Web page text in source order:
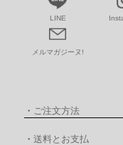
LINE
メルマガジーヌ!
・ ご注文方法
・ 送料とお支払